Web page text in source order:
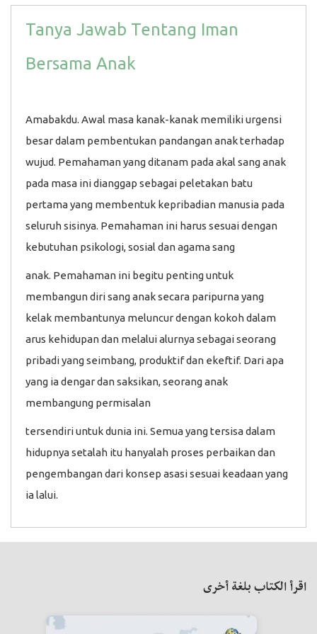
Tanya Jawab Tentang Iman
Bersama Anak
Amabakdu. Awal masa kanak-kanak memiliki urgensi
besar dalam pembentukan pandangan anak terhadap
wujud. Pemahaman yang ditanam pada akal sang anak
pada masa ini dianggap sebagai peletakan batu
pertama yang membentuk kepribadian manusia pada
seluruh sisinya. Pemahaman ini harus sesuai dengan
kebutuhan psikologi, sosial dan agama sang
anak. Pemahaman ini begitu penting untuk
membangun diri sang anak secara paripurna yang
kelak membantunya meluncur dengan kokoh dalam
arus kehidupan dan melalui alurnya sebagai seorang
pribadi yang seimbang, produktif dan ekeftif. Dari apa
yang ia dengar dan saksikan, seorang anak
membangung permisalan
tersendiri untuk dunia ini. Semua yang tersisa dalam
hidupnya setalah itu hanyalah proses perbaikan dan
pengembangan dari konsep asasi sesuai keadaan yang
ia lalui.
اقرأ الكتاب بلغة أخرى